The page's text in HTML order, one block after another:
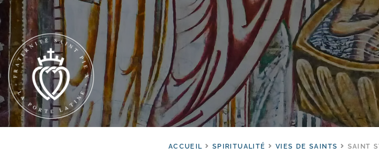
ACCUEIL SPIRITUALITÉ VIES DE SAINTS SAINT